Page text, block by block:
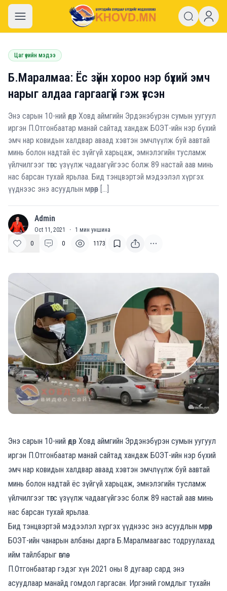
khovd.mn
Цаг үеийн мэдээ
Б.Маралмаа: Ёс зүйн хороо нэр бүхий эмч
нарыг алдаа гаргаагүй гэж үзсэн
Энэ сарын 10-ний өдөр Ховд аймгийн Эрдэнэбүрэн сумын уугуул
иргэн П.Отгонбаатар манай сайтад хандаж БОЭТ-ийн нэр бүхий
эмч нар ковидын халдвар аваад хэвтэн эмчлүүлж буй аавтай
минь болон надтай ёс зүйгүй харьцаж, эмнэлэгийн тусламж
үйлчилгээг төгс үзүүлж чадаагүйгээс болж 89 настай аав минь
нас барсан тухай ярьлаа. Бид тэнцвэртэй мэдээлэл хүргэх
үүднээс энэ асуудлын мөрөөр […]
A Admin
Oct 11, 2021 · 1 мин уншина
0
0 1173
Энэ сарын 10-ний өдөр Ховд аймгийн Эрдэнэбүрэн сумын уугуул
иргэн П.Отгонбаатар манай сайтад хандаж БОЭТ-ийн нэр бүхий
эмч нар ковидын халдвар аваад хэвтэн эмчлүүлж буй аавтай
минь болон надтай ёс зүйгүй харьцаж, эмнэлэгийн тусламж
үйлчилгээг төгс үзүүлж чадаагүйгээс болж 89 настай аав минь
нас барсан тухай ярьлаа.
Бид тэнцвэртэй мэдээлэл хүргэх үүднээс энэ асуудлын мөрөөр
БОЭТ-ийн чанарын албаны дарга Б.Маралмаагаас тодруулахад
ийм тайлбарыг өглөө.
П.Отгонбаатар гэдэг хүн 2021 оны 8 дугаар сард энэ
асуудлаар манайд гомдол гаргасан. Иргэний гомдлыг тухайн